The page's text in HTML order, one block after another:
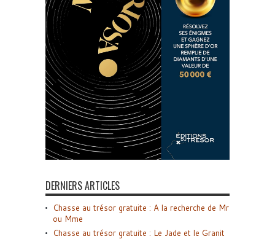
DERNIERS ARTICLES
Chasse au trésor gratuite : A la recherche de Mr
ou Mme
Chasse au trésor gratuite : Le Jade et le Granit